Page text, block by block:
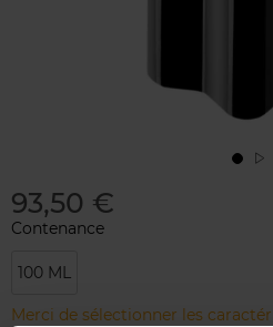
93,50 €
Contenance
100 ML
Merci de sélectionner les